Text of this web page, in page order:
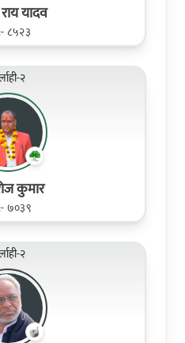
राय यादव
८५२३
२
कुमार
७०३९
२